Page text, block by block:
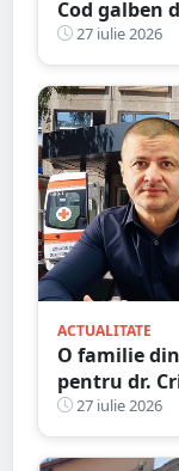
Cod galben
grindină
27 iulie 2026
ACTUALITATE
O familie
pentru dr.
Spitalului
27 iulie 2026